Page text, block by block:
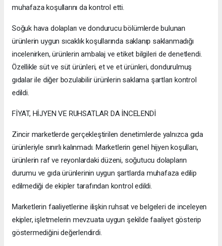
muhafaza koşullarını da kontrol etti.
Soğuk hava dolapları ve dondurucu bölümlerde bulunan
ürünlerin uygun sıcaklık koşullarında saklanıp saklanmadığı
incelenirken, ürünlerin ambalaj ve etiket bilgileri de denetlendi.
Özellikle süt ve süt ürünleri, et ve et ürünleri, dondurulmuş
gıdalar ile diğer bozulabilir ürünlerin saklama şartları kontrol
edildi.
FİYAT, HİJYEN VE RUHSATLAR DA İNCELENDİ
Zincir marketlerde gerçekleştirilen denetimlerde yalnızca gıda
ürünleriyle sınırlı kalınmadı. Marketlerin genel hijyen koşulları,
ürünlerin raf ve reyonlardaki düzeni, soğutucu dolapların
durumu ve gıda ürünlerinin uygun şartlarda muhafaza edilip
edilmediği de ekipler tarafından kontrol edildi.
Marketlerin faaliyetlerine ilişkin ruhsat ve belgeleri de inceleyen
ekipler, işletmelerin mevzuata uygun şekilde faaliyet gösterip
göstermediğini değerlendirdi.